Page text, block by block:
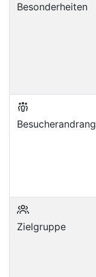
Besonderheiten
Besucherandrang
Zielgruppe